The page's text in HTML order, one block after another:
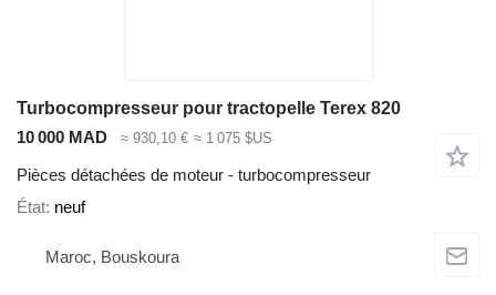
Turbocompresseur pour tractopelle Terex 820
10 000 MAD
≈ 930,10 € ≈ 1 075 $US
Pièces détachées de moteur - turbocompresseur
État neuf
Maroc, Bouskoura